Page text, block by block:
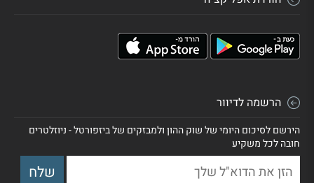
הרשמה לדיוור
הירשם לסיכום היומי של שוק ההון ולמבזקים של ביזפורטל - ניוזלטרים
חובה לכל משקיע